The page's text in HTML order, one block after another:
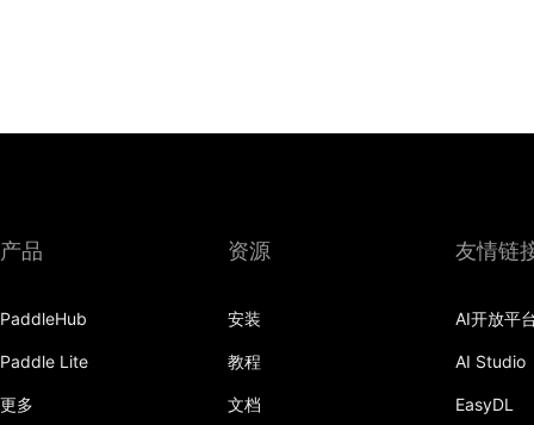
产品
PaddleHub
Paddle Lite
更多
资源
安装
教程
文档
友情链
AI开放平
AI Studio
EasyDL